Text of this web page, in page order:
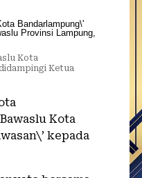
Kota
Ketua
Kota
kepada